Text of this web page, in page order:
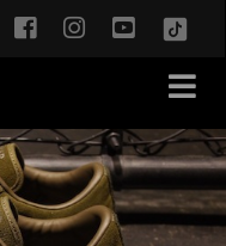
twitterfacebookinstagram